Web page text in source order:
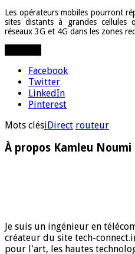
Les opérateurs mobiles pourront
sites distants à grandes cellules
réseaux 3G et 4G dans les zones
Facebook
Twitter
LinkedIn
Pinterest
Mots clésiDirect routeur
À propos Kamleu Noumi
Je suis un ingénieur en
créateur du site tech-
pour l'art, les hautes